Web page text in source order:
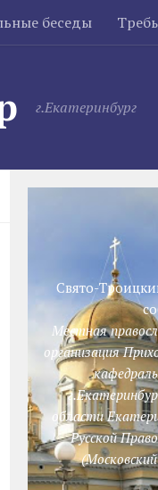
беседы
г.Екатеринбург
Свято-
Местная
организация
области
Русской